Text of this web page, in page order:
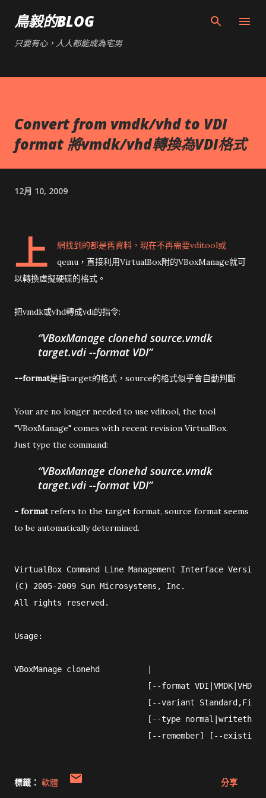
鳥毅的BLOG
只要有心，人人都能成為宅男
Convert from vmdk/vhd to VDI
format 將vmdk/vhd轉換為VDI格式
12月 10, 2009
上
網找到的都是舊資料，現在不再需要vditool或
qemu，直接利用VirtualBox附的VBoxManage就可
以轉換虛擬硬碟的格式。
把vmdk或vhd轉成vdi的指令:
VBoxManage clonehd source.vmdk
target.vdi --format VDI
--format是指target的格式，source的格式似乎會自動判斷
Your are no longer needed to use vditool, the tool
"VBoxManage" comes with recent revision VirtualBox.
Just type the command:
VBoxManage clonehd source.vmdk
target.vdi --format VDI
- formatrefers to the target format, source format seems
to be automatically determined.
VirtualBox Command Line Management Interface
(C) 2005-2009 Sun Microsystems, Inc.
All rights reserved.
Usage:
VBoxManage clonehd
[--format
[--variant
[--type
                            [--remember] [--existing]
標籤： 軟體 分享